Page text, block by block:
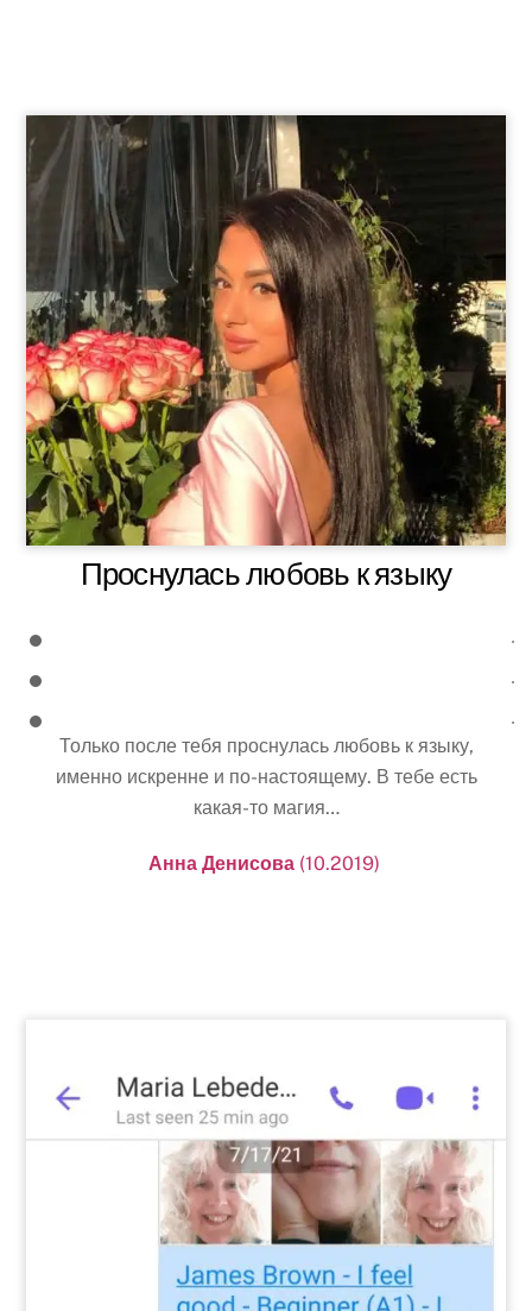
Проснулась любовь к языку
Только после тебя проснулась любовь к языку,
именно искренне и по-настоящему. В тебе есть
какая-то магия…
Анна Денисова(10.2019)